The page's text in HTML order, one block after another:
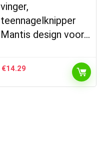
vinger,
teennagelknipper
Mantis design voor…
€14.29